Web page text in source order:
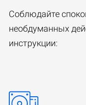
Соблюдайте
необдуманных
инструкции: